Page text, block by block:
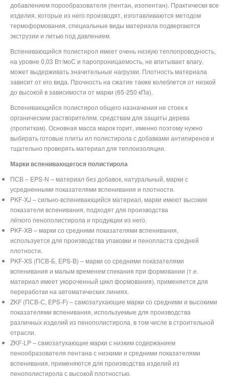
Комсомольская
Красные ворота
Чистые пруды
Лубянка
Охотный ряд
Библиотека имени Ленина
Парк культуры
Фрунзенская
Спортивная
Воробьёвы горы
Университет
Проспект Вернадского
Юго-Западная
Аэропорт
Динамо
Белорусская
Маяковская
Тверская
Театральная
Павелецкая
Автозаводская
Коломенская
Каширская
Кантемировская
Царицыно
Орехово
Домодедовская
Красногвардейская
Алма-Атинская
Мякинино
Строгино
Крылатское
Молодёжная
Кунцевская
Славянский бульвар
Киевская
Смоленская
Арбатская
Площадь Революции
Курская
Бауманская
Электрозаводская
Семёновская
Партизанская
Измайловская
Первомайская
Щёлковская
Филёвский парк
Багратионовская
Фили
Кутузовская
Студенческая
Международная
Киевская
Смоленская
Октябрьская
Добрынинская
Павелецкая
Таганская
Курская
Комсомольская
Новослободская
Белорусская
Медведково
Бабушкинская
Свиблово
Ботанический сад
ВДНХ
Алексеевская
Рижская
Проспект Мира
Сухаревская
Тургеневская
Октябрьская
Шаболовская
Ленинский проспект
Академическая
Профсоюзная
Новые Черёмушки
Калужская
Беляево
Коньково
Тёплый Стан
Ясенево
Новоясеневская
Планерная
Сходненская
Тушинская
Щукинская
Октябрьское поле
Полежаевская
Беговая
Улица 1905 года
Баррикадная
Китай-город
Таганская
Пролетарская
Волгоградский проспект
Текстильщики
Кузьминки
Рязанский проспект
Выхино
Лермонтовский проспект
Жулебино
Калининско-Солнцевская
Парк Победы
Деловой центр
Третьяковская
Марксистская
Площадь Ильича
Авиамоторная
Шоссе Энтузиастов
Перово
Серпуховско-Тимирязевская
Алтуфьево
Бибирево
Отрадное
Владыкино
Петровско-Разумовская
Тимирязевская
Дмитровская
Цветной бульвар
Чеховская
Боровицкая
Полянка
Серпуховская
Тульская
Нагатинская
Нагорная
Нахимовский проспект
Севастопольская
Чертановская
Южная
Пражская
Марьина роща
Достоевская
Трубная
Сретенский бульвар
Чкаловская
Римская
Кожуховская
Печатники
Волжская
Люблино
Братиславская
Марьино
Борисово
Шипиловская
Зябликово
Каховская
Каширская
Варшавская
Каховская
Бутовская
Битцевский парк
Лесопарковая
Улица Старокачаловская
Улица Скобелевская
Бунинская аллея
Не важно
добавлением порообразователя (пентан, изопентан). Практически все
изделия, которые из него производят, изготавливаются методом
термоформования, специальные виды материала подвергаются
экструзии и литью под давлением.
Вспенивающийся полистирол имеет очень низкую теплопроводность,
на уровне 0,03 Вт/моС и паропроницаемость, не впитывает влагу,
может выдерживать значительные нагрузки. Плотность материала
зависит от его вида. Прочность на сжатие также колеблется от низкой
до высокой в зависимости от марки (65-250 кПа).
Вспенивающийся полистирол общего назначения не стоек к
органическим растворителям, средствам для защиты дерева
(пропиткам). Основная масса марок горит, именно поэтому нужно
выбирать готовые плиты ил полистирола с добавками антипиренов и
тщательно проверять материал для теплоизоляции.
Марки вспенивающегося полистирола
ПСВ – EPS-N – материал без добавок, натуральный, марки с
усредненными показателями вспенивания и плотности.
PKF-XJ – сильно-вспенивающийся материал, марки имеют высокие
показатели вспенивания, подходят для производства
лёгкого пенополистирола и продукции из него.
PKF-XB – марки со средними показателями вспенивания,
используется для производства упаковки и пенопласта средней
плотности.
PKF-XS (ПСВ-Б, EPS-B) – марки со средними показателями
вспенивания и малым временем спекания при формовании (т.е.
материал имеет укороченный цикл формования), применяется для
переработки на автоматических линиях.
ZKF (ПСВ-С, EPS-F) – самозатухающие марки со средними и высокими
показателями вспенивания, используемые для производства
различных изделий из пенополистирола, в том числе в строительной
отрасли.
ZKF-LP – самозатухающие марки с низким содержанием
пенообразователя пентана с низкими и средними показателями
вспенивания, применяются для производства изделий из
пенополистирола с высокой плотностью.